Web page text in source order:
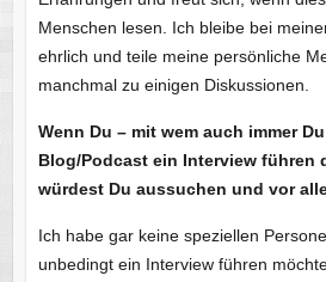
Menschen lesen. Ich bleibe bei
ehrlich und teile meine persönliche
manchmal zu einigen Diskussionen.
Wenn Du – mit wem auch immer
Blog/Podcast ein Interview führen
würdest Du aussuchen und vor
Ich habe gar keine speziellen
unbedingt ein Interview führen